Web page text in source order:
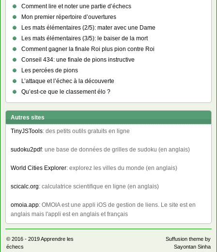
Comment lire et noter une partie d’échecs
Mon premier répertoire d’ouvertures
Les mats élémentaires (2/5): mater avec une Dame
Les mats élémentaires (3/5): le baiser de la mort
Comment gagner la finale Roi plus pion contre Roi
Conseil 434: une finale de pions instructive
Les percées de pions
L’attaque et l’échec à la découverte
Qu’est-ce que le classement élo ?
Autres sites
TinyJSTools: des petits outils gratuits en ligne
sudoku2pdf: une base de données de grilles de sudoku (en anglais)
World Cities Explorer: explorez les villes du monde (en anglais)
scicalc.org: calculatrice scientifique en ligne (en anglais)
omoia.app: OMOIA est une appli iOS de gestion de liens. Le site est en
anglais mais l'appli est en anglais et français
© 2016 - 2019Apprendre les
échecs
Suffusion theme by
Sayontan Sinha